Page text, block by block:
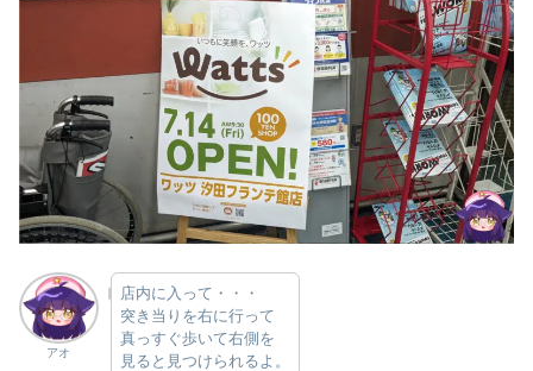
アオ
店内に入って・・・
突き当りを右に行って
真っすぐ歩いて右側を
見ると見つけられるよ。